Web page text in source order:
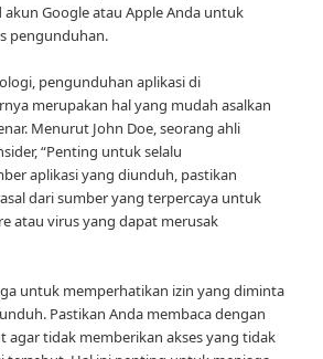
akun Google atau Apple Anda untuk
pengunduhan.
pengunduhan aplikasi di
merupakan hal yang mudah asalkan
Menurut John Doe, seorang ahli
“Penting untuk selalu
aplikasi yang diunduh, pastikan
dari sumber yang terpercaya untuk
atau virus yang dapat merusak
untuk memperhatikan izin yang diminta
Pastikan Anda membaca dengan
agar tidak memberikan akses yang tidak